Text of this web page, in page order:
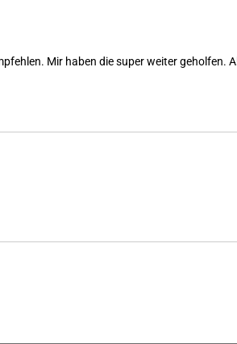
Mir haben die super weiter geholfen.